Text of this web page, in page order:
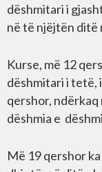
dëshmitari i
në të njëjtën ditë
Kurse, më 12
dëshmitari i tetë,
qershor,
dëshmia e
Më 19 qershor